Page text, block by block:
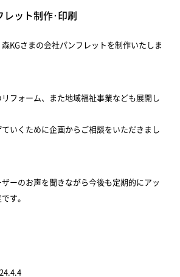
ット制作･印刷
KGさまの会社パンフレットを制作いたしま
フォーム、また地域福祉事業なども展開し
いくために企画からご相談をいただきまし
ーのお声を聞きながら今後も定期的にアッ
す。